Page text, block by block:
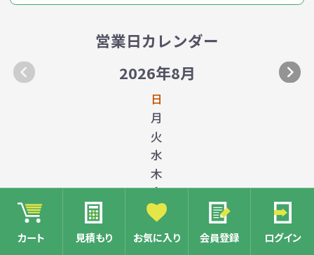
カート 見積もり お気に入り 会員登録 ログイン
営業日カレンダー
2026年8月
日
月
火
水
木
金
土